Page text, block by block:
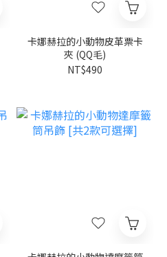
卡娜赫拉的小動物皮革票卡
夾 (QQ毛)
NT$490